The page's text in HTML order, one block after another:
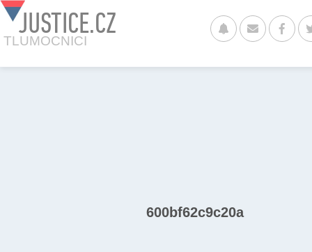
JUSTICE.CZ
TLUMOCNICI
600bf62c9c20a